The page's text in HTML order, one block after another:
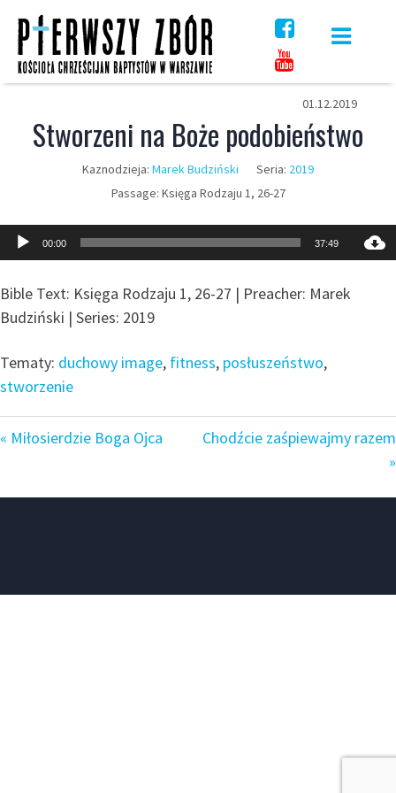
content
01.12.2019
Stworzeni na Boże podobieństwo
Kaznodzieja: Marek Budziński Seria: 2019
Passage: Księga Rodzaju 1, 26-27
Odtwarzacz
plików
dźwiękowych
00:00 37:49
Bible Text: Księga Rodzaju 1, 26-27 | Preacher: Marek
Budziński | Series: 2019
Tematy: duchowy image, fitness, posłuszeństwo,
stworzenie
« Miłosierdzie Boga Ojca
Chodźcie zaśpiewajmy razem
»